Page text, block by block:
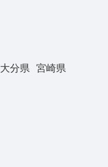
大分県
宮崎県